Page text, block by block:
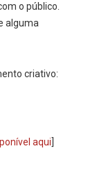
o público.
alguma
criativo:
aqui